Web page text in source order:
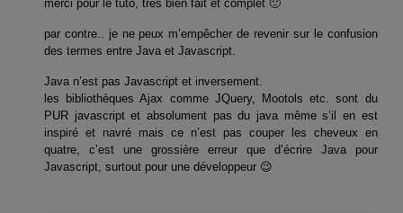
merci pour le tuto, très bien fait et complet 🙂
par contre.. je ne peux m’empêcher de revenir sur le confusion
des termes entre Java et Javascript.
Java n’est pas Javascript et inversement.
les bibliothèques Ajax comme JQuery, Mootols etc. sont du
PUR javascript et absolument pas du java même s’il en est
inspiré et navré mais ce n’est pas couper les cheveux en
quatre, c’est une grossière erreur que d’écrire Java pour
Javascript, surtout pour une développeur 😉